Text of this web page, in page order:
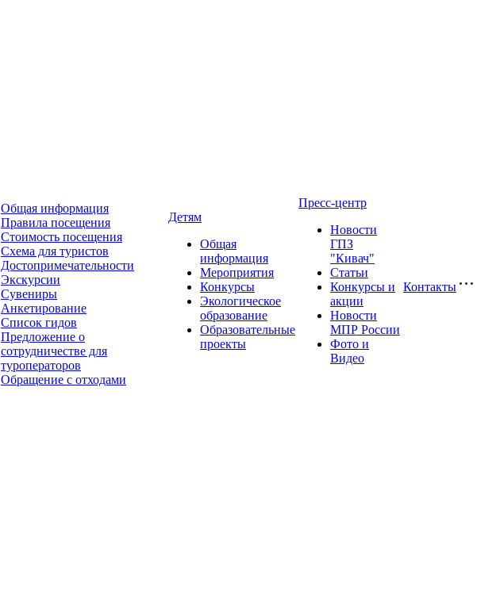
Общая информация
Правила посещения
Стоимость посещения
Схема для туристов
Достопримечательности
Экскурсии
Сувениры
Анкетирование
Список гидов
Предложение о
сотрудничестве для
туроператоров
Обращение с отходами
Детям
Общая
информация
Мероприятия
Конкурсы
Экологическое
образование
Образовательные
проекты
Пресс-центр
Новости
ГПЗ
"Кивач"
Статьи
Конкурсы и
акции
Новости
МПР России
Фото и
Видео
Контакты